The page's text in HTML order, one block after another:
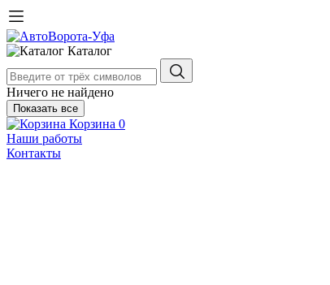
Каталог
Ничего не найдено
Показать все
Корзина 0
Наши работы
Контакты